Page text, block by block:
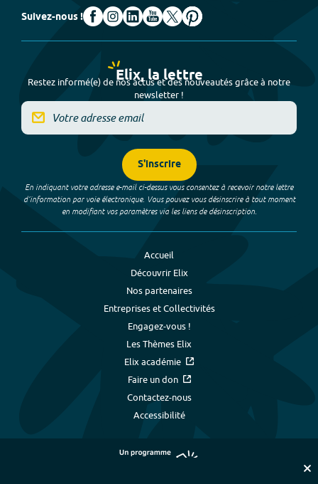
Suivez-nous !
Elix, la lettre
Restez informé(e) de nos actus et des nouveautés grâce à notre
newsletter !
S'inscrire
En indiquant votre adresse e-mail ci-dessus vous consentez à recevoir notre lettre
d’information par voie électronique. Vous pouvez vous désinscrire à tout moment
en modifiant vos paramètres via les liens de désinscription.
Accueil
Découvrir Elix
Nos partenaires
Entreprises et Collectivités
Engagez-vous !
Les Thèmes Elix
Elix académie
Faire un don
Contactez-nous
Accessibilité